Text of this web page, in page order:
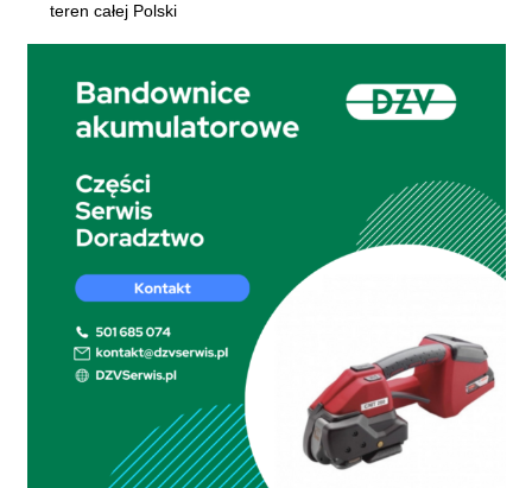
teren całej Polski